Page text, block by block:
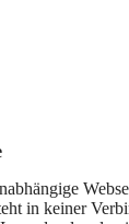
in keiner